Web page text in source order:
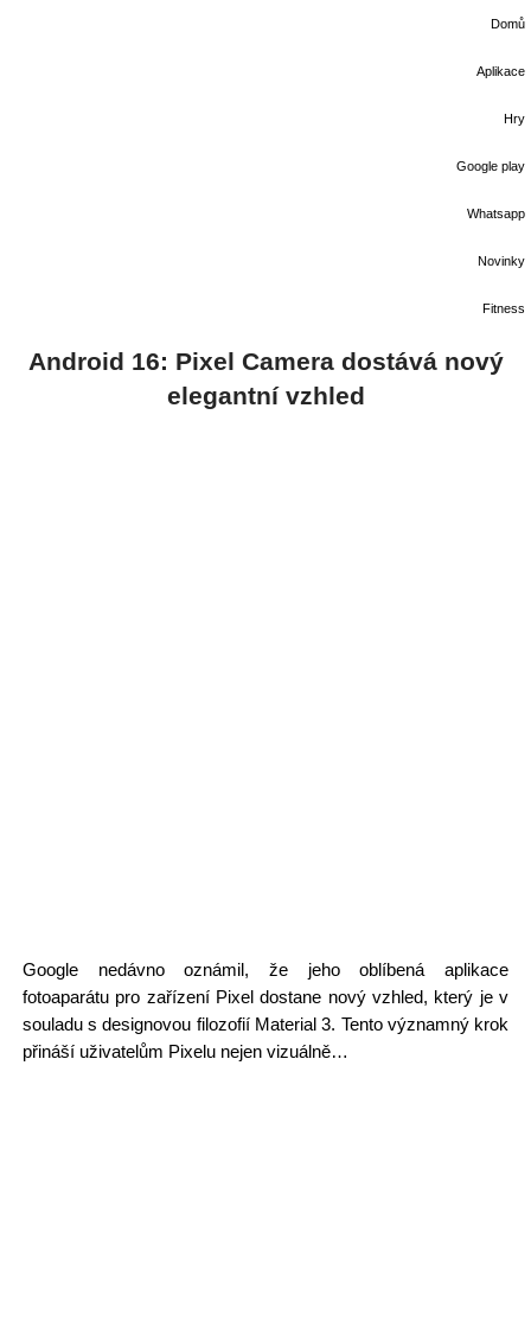
Domů
Aplikace
Hry
Google play
Whatsapp
Novinky
Fitness
Android 16: Pixel Camera dostává nový
elegantní vzhled
Google nedávno oznámil, že jeho oblíbená aplikace
fotoaparátu pro zařízení Pixel dostane nový vzhled, který je v
souladu s designovou filozofií Material 3. Tento významný krok
přináší uživatelům Pixelu nejen vizuálně…